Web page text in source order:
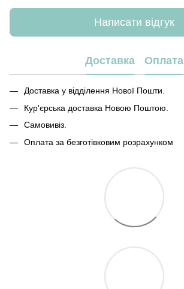
Написати відгук
Доставка Оплата
Доставка у відділення Нової Пошти.
Кур'єрська доставка Новою Поштою.
Самовивіз.
Оплата за безготівковим розрахунком